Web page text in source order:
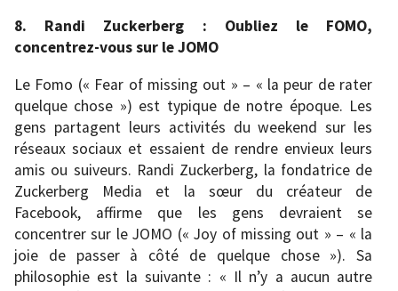
8. Randi Zuckerberg : Oubliez le FOMO,
concentrez-vous sur le JOMO
Le Fomo (« Fear of missing out » – « la peur de rater
quelque chose ») est typique de notre époque. Les
gens partagent leurs activités du weekend sur les
réseaux sociaux et essaient de rendre envieux leurs
amis ou suiveurs. Randi Zuckerberg, la fondatrice de
Zuckerberg Media et la sœur du créateur de
Facebook, affirme que les gens devraient se
concentrer sur le JOMO (« Joy of missing out » – « la
joie de passer à côté de quelque chose »). Sa
philosophie est la suivante : « Il n’y a aucun autre